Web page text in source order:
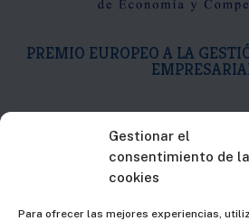
Gestionar el
consentimiento de
cookies
Para ofrecer las mejores experiencias,
PREMIO EUROPEO A LA
2ª Plta. Dpto. D